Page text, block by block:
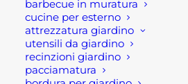
barbecue in muratura
cucine per esterno
attrezzatura giardino
utensili da giardino
recinzioni giardino
pacciamatura
Tra i materiali più utilizzati
creazione di una serra da
troviamo certamente il
l'alluminio e il ferro